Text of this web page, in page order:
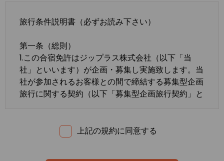
旅行条件説明書（必ずお読み下さい）
第一条（総則）
1.この合宿免許はジップラス株式会社（以下「当
社」といいます）が企画・募集し実施致します。当
社が参加されるお客様との間で締結する募集型企画
旅行に関する契約（以下「募集型企画旅行契約」と
たは一般に確立された慣習によるものとします。
上記の規約に同意する